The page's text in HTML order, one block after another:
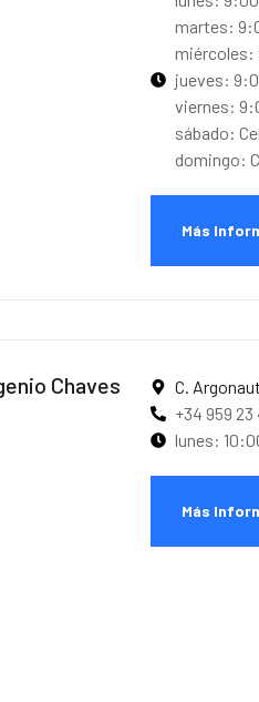
martes:
miércoles:
jueves:
viernes:
sábado:
domingo:
Más
Chaves
C.
+34 959 23
lunes:
Más